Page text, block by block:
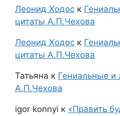
Леонид Ходос к
цитаты А.П.Чехова
Леонид Ходос к
цитаты А.П.Чехова
Татьяна к Гениальные и
А.П.Чехова
igor konnyi к «Править